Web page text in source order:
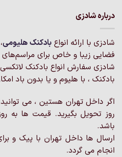
باشد.
گزینه
ها
ممکن
است
صفحه
محصول
شوند
درباره شادزی
شادزی با ارائه انواع بادکنک‌ هلیومی
فضایی زیبا و خاص برای مراسم‌های
شادزی سفارش انواع بادکنک
بادکنک ، با هلیوم و یا بدون باد
روز تحویل بگیرید. قیمت ها
باشد.
ارسال ها داخل تهران با پیک و
انجام می گردد.